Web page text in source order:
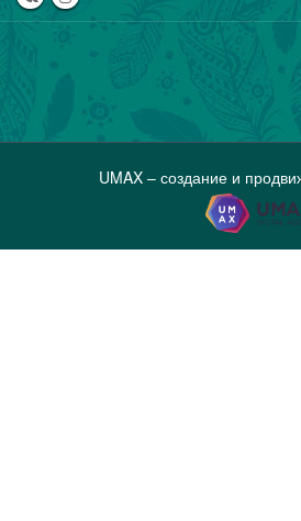
UMAX – создание и